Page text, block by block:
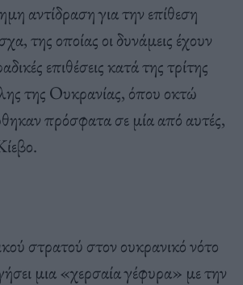
αντίδραση για την επίθεση
της οποίας οι δυνάμεις έχουν
επιθέσεις κατά της τρίτης
της Ουκρανίας, όπου οκτώ
πρόσφατα σε μία από αυτές,
στρατού στον ουκρανικό νότο
μια «χερσαία γέφυρα» με την